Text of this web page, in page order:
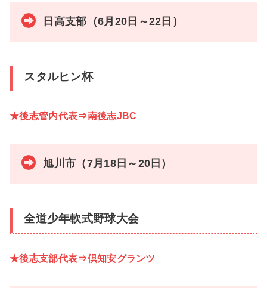
日高支部（6月20日～22日）
スタルヒン杯
★後志管内代表⇒南後志JBC
旭川市（7月18日～20日）
全道少年軟式野球大会
★後志支部代表⇒倶知安グランツ